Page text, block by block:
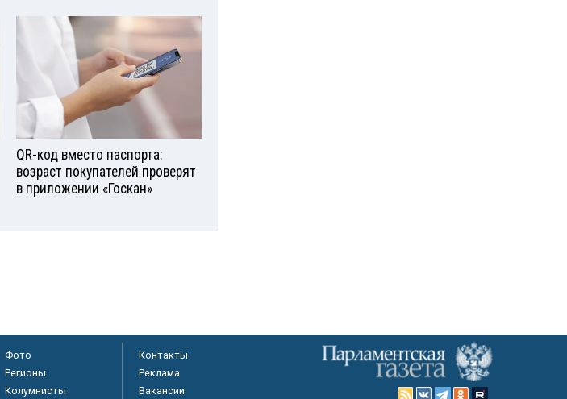
QR-код вместо паспорта:
возраст покупателей проверят
в приложении «Госкан»
Фото
Регионы
Колумнисты
Контакты
Реклама
Вакансии